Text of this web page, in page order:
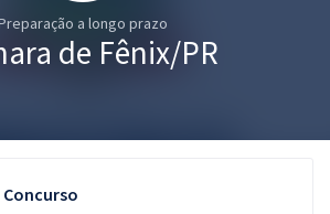
a longo prazo
de Fênix/PR